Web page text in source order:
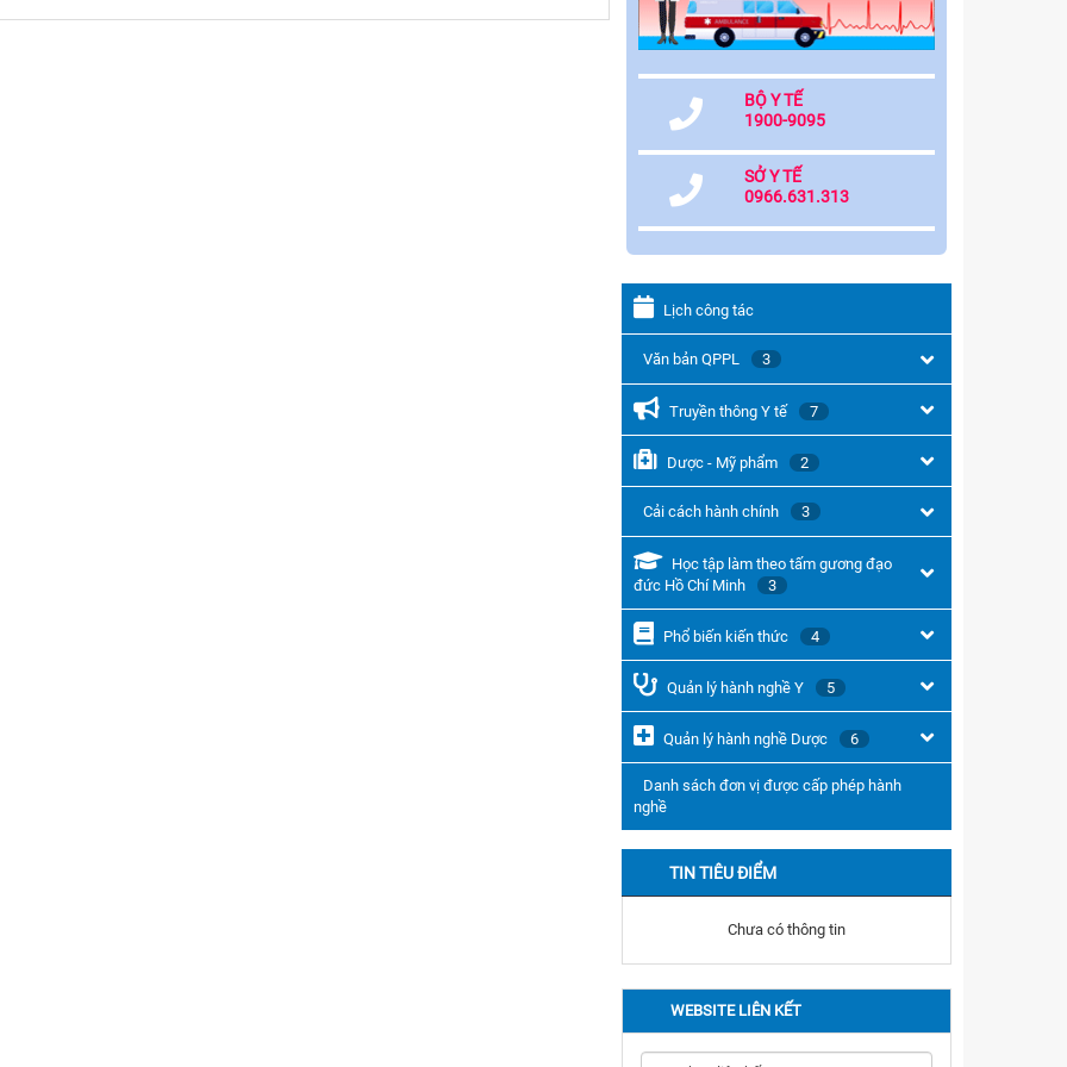
Phòng quản lý hành nghề YDTN
BỘ Y TẾ
1900-9095
SỞ Y TẾ
0966.631.313
Lịch công tác
Văn bản QPPL 3
Truyền thông Y tế 7
Dược - Mỹ phẩm 2
Cải cách hành chính 3
Học tập làm theo tấm gương đạo
đức Hồ Chí Minh
3
Phổ biến kiến thức 4
Quản lý hành nghề Y 5
Quản lý hành nghề Dược 6
Danh sách đơn vị được cấp phép hành
nghề
TIN TIÊU ĐIỂM
Chưa có thông tin
WEBSITE LIÊN KẾT